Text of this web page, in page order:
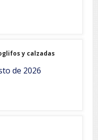
y calzadas
de 2026